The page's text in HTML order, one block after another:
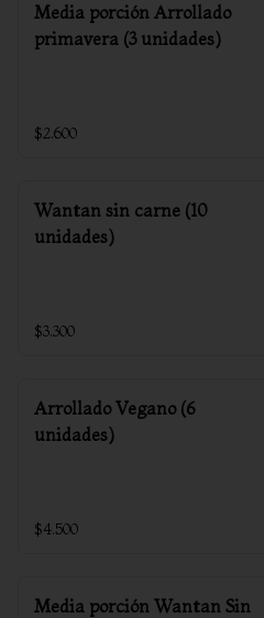
Media porción Arrollado
primavera (3 unidades)
$2.600
Wantan sin carne (10
unidades)
$3.300
Arrollado Vegano (6
unidades)
$4.500
Media porción Wantan Sin